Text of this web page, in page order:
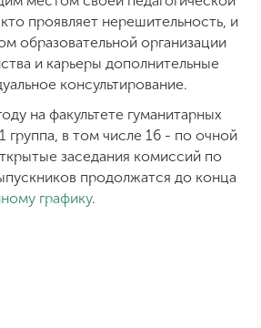
проявляет нерешительность, и
образовательной организации
и карьеры дополнительные
консультирование.
на факультете гуманитарных
группа, в том числе 16 - по очной
заседания комиссий по
продолжатся до конца
графику.